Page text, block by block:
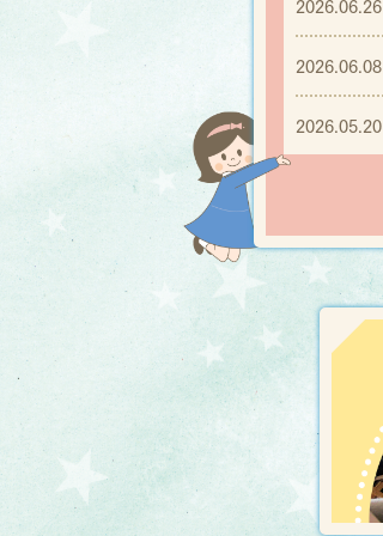
2026.06.26
2026.06.08
2026.05.20